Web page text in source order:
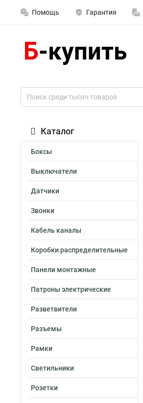
Помощь Гарантия
Каталог
Боксы
Выключатели
Датчики
Звонки
Кабель каналы
Коробки распределительные
Панели монтажные
Патроны электрические
Разветвители
Разъемы
Рамки
Светильники
Розетки